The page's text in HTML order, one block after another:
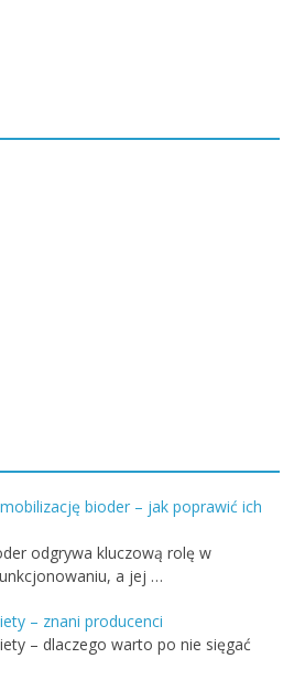
bioder – jak poprawić ich
odgrywa kluczową rolę w
a jej …
– znani producenci
– dlaczego warto po nie sięgać